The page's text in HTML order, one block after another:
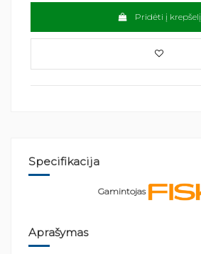
Pridėti į krepšelį
Specifikacija
Gamintojas
Aprašymas